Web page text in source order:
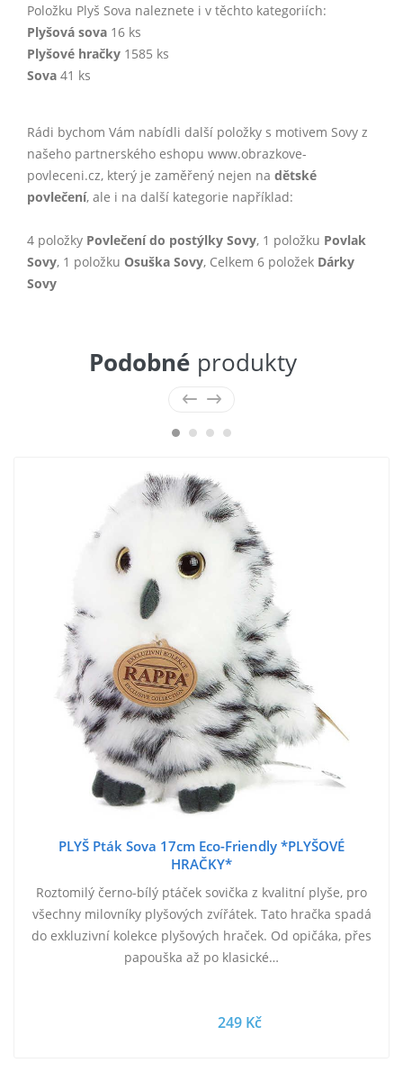
Položku Plyš Sova naleznete i v těchto kategoriích:
Plyšová sova 16 ks
Plyšové hračky 1585 ks
Sova 41 ks
Rádi bychom Vám nabídli další položky s motivem Sovy z
našeho partnerského eshopu www.obrazkove-
povleceni.cz, který je zaměřený nejen na dětské
povlečení, ale i na další kategorie například:
4 položky Povlečení do postýlky Sovy, 1 položku Povlak
Sovy, 1 položku Osuška Sovy, Celkem 6 položek Dárky
Sovy
Podobné produkty
PLYŠ Pták Sova 17cm Eco-Friendly *PLYŠOVÉ
HRAČKY*
Roztomilý černo-bílý ptáček sovička z kvalitní plyše, pro
všechny milovníky plyšových zvířátek. Tato hračka spadá
do exkluzivní kolekce plyšových hraček. Od opičáka, přes
papouška až po klasické…
249 Kč